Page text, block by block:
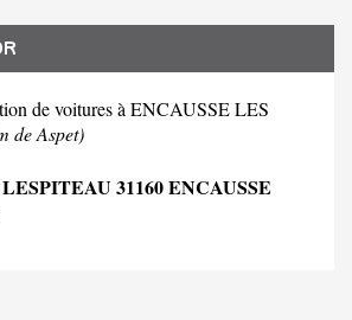
de voitures à ENCAUSSE LES
de Aspet)
31160 ENCAUSSE